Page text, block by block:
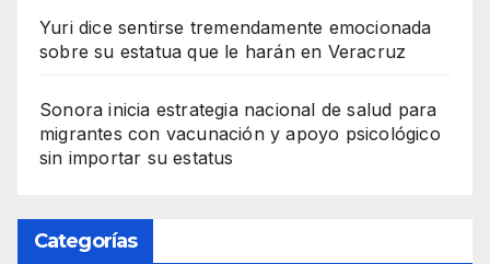
Yuri dice sentirse tremendamente emocionada
sobre su estatua que le harán en Veracruz
Sonora inicia estrategia nacional de salud para
migrantes con vacunación y apoyo psicológico
sin importar su estatus
Categorías